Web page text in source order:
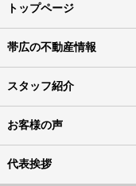
トップページ
帯広の不動産情報
スタッフ紹介
お客様の声
代表挨拶